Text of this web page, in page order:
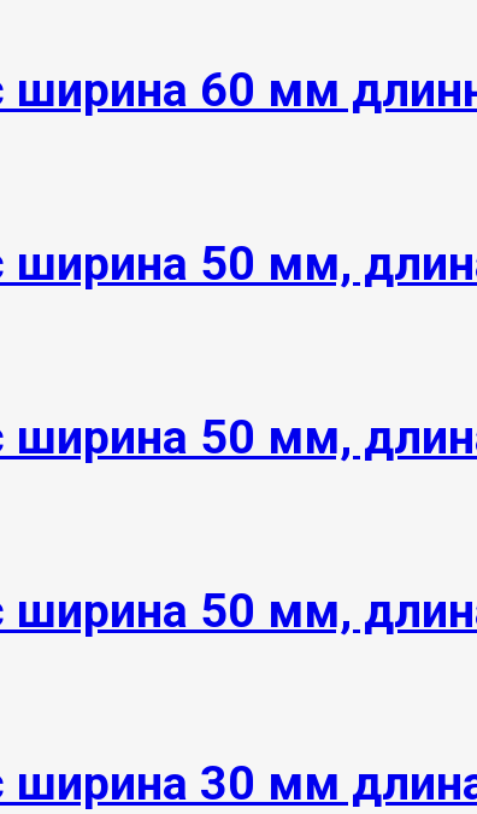
ширина 60 мм
ширина 50 мм,
ширина 50 мм,
ширина 50 мм,
ширина 30 мм